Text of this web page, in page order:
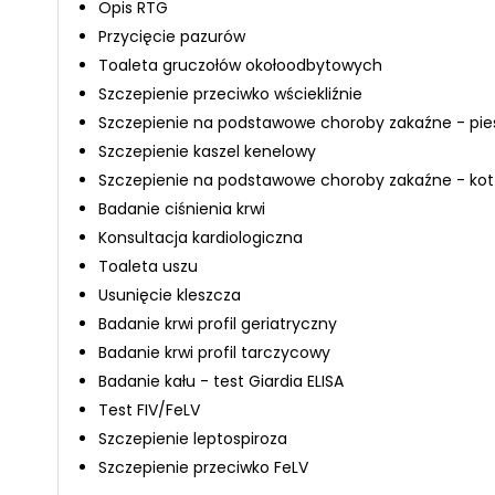
Opis RTG
Przycięcie pazurów
Toaleta gruczołów okołoodbytowych
Szczepienie przeciwko wściekliźnie
Szczepienie na podstawowe choroby zakaźne -
Szczepienie kaszel kenelowy
Szczepienie na podstawowe choroby zakaźne - kot
Badanie ciśnienia krwi
Konsultacja kardiologiczna
Toaleta uszu
Usunięcie kleszcza
Badanie krwi profil geriatryczny
Badanie krwi profil tarczycowy
Badanie kału - test Giardia ELISA
Test FIV/FeLV
Szczepienie leptospiroza
Szczepienie przeciwko FeLV